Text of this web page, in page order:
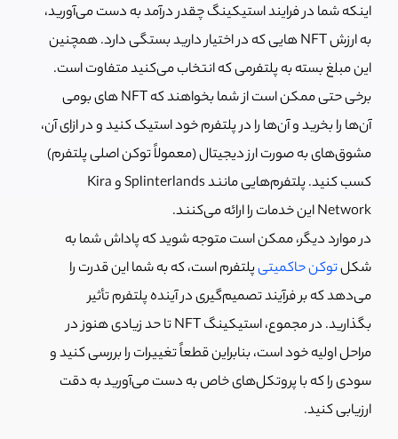
اینکه شما در فرایند استیکینگ چقدر درآمد به دست می‌آورید،
به ارزش NFT هایی که در اختیار دارید بستگی دارد. همچنین
این مبلغ بسته به پلتفرمی که انتخاب می‌کنید متفاوت است.
برخی حتی ممکن است از شما بخواهند که NFT های بومی
آن‌ها را بخرید و آن‌ها را در پلتفرم خود استیک کنید و در ازای آن،
مشوق‌های به صورت ارز دیجیتال (معمولاً توکن اصلی پلتفرم)
کسب کنید. پلتفرم‌هایی مانند Splinterlands و Kira
Network این خدمات را ارائه می‌کنند.
در موارد دیگر، ممکن است متوجه شوید که پاداش شما به
شکلتوکن حاکمیتیپلتفرم است، که به شما این قدرت را
می‌دهد که بر فرآیند تصمیم‌گیری در آینده پلتفرم تأثیر
بگذارید. در مجموع، استیکینگ NFT تا حد زیادی هنوز در
مراحل اولیه خود است، بنابراین قطعاً تغییرات را بررسی کنید و
سودی را که با پروتکل‌های خاص به دست می‌آورید به دقت
ارزیابی کنید.